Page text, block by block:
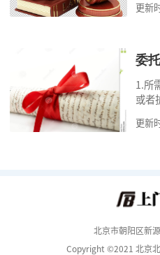
国《
定
更新
委
1.所
或者
人提
件
更新
北京市朝阳区新
Copyright ©2021 北京